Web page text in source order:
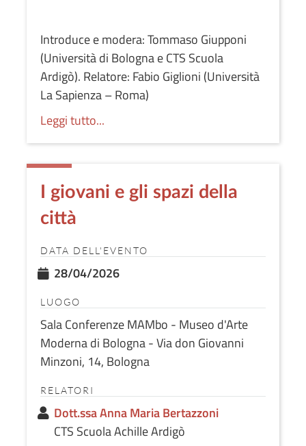
Introduce e modera: Tommaso Giupponi
(Università di Bologna e CTS Scuola
Ardigò). Relatore: Fabio Giglioni (Università
La Sapienza – Roma)
Leggi tutto...
I giovani e gli spazi della
città
DATA DELL'EVENTO
28/04/2026
LUOGO
Sala Conferenze MAMbo - Museo d'Arte
Moderna di Bologna - Via don Giovanni
Minzoni, 14, Bologna
RELATORI
Dott.ssa Anna Maria Bertazzoni
CTS Scuola Achille Ardigò